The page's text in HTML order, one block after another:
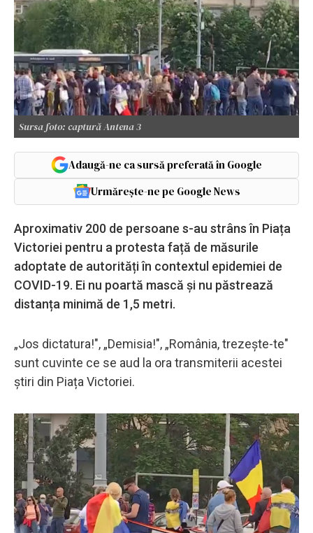
Sursa foto: captură Antena 3
Adaugă-ne ca sursă preferată în Google
Urmărește-ne pe Google News
Aproximativ 200 de persoane s-au strâns în Piața
Victoriei pentru a protesta față de măsurile
adoptate de autorități în contextul epidemiei de
COVID-19. Ei nu poartă mască și nu păstrează
distanța minimă de 1,5 metri.
„Jos dictatura!", „Demisia!", „România, trezește-te"
sunt cuvinte ce se aud la ora transmiterii acestei
știri din Piața Victoriei.